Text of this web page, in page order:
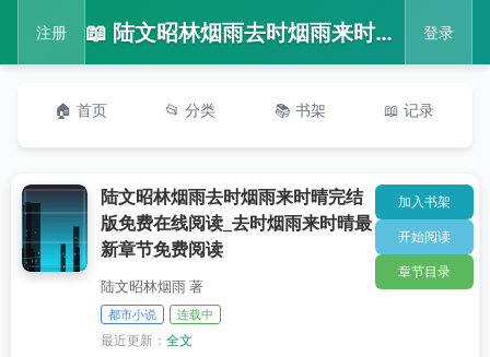
注册 📖 陆文昭林烟雨去时烟雨来时晴完结版免费在线阅读_去时烟雨来时晴最新章节免费阅读 登录
🏠 首页 📂 分类 📚 书架 📖 记录
陆文昭林烟雨去时烟雨来时晴完结
版免费在线阅读_去时烟雨来时晴最
新章节免费阅读
陆文昭林烟雨 著
都市小说 连载中
最近更新：全文
加入书架
开始阅读
章节目录